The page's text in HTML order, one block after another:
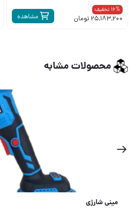
مشاهده
16% تخفیف
25,183,200 تومان
محصولات مشابه
مینی شارژی